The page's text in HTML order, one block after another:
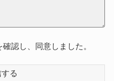
認し、同意しました。